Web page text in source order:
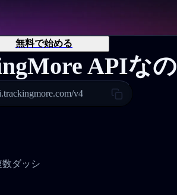
無料で始める
APIな
v4
ダッシ